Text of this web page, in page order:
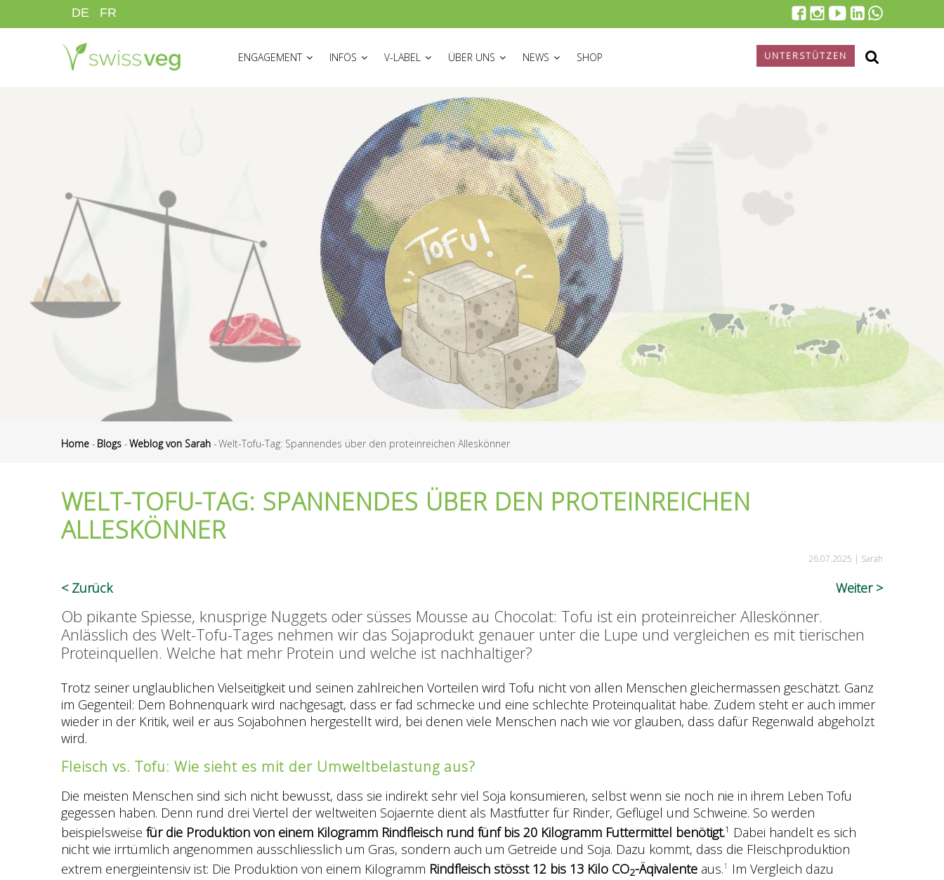
zum
DE FR
ENGAGEMENT
INFOS V-LABEL ÜBER UNS NEWS SHOP UNTERSTÜTZEN
Home - Blogs -Weblog von Sarah -Welt-Tofu-Tag: Spannendes über den proteinreichen Alleskönner
WELT-TOFU-TAG: SPANNENDES ÜBER DEN PROTEINREICHEN
ALLESKÖNNER
26.07.2025 | Sarah
Zurück Weiter
Ob pikante Spiesse, knusprige Nuggets oder süsses Mousse au Chocolat: Tofu ist ein proteinreicher Alleskönner.
Anlässlich des Welt-Tofu-Tages nehmen wir das Sojaprodukt genauer unter die Lupe und vergleichen es mit tierischen
Proteinquellen. Welche hat mehr Protein und welche ist nachhaltiger?
Trotz seiner unglaublichen Vielseitigkeit und seinen zahlreichen Vorteilen wird Tofu nicht von allen Menschen gleichermassen geschätzt. Ganz
im Gegenteil: Dem Bohnenquark wird nachgesagt, dass er fad schmecke und eine schlechte Proteinqualität habe. Zudem steht er auch immer
wieder in der Kritik, weil er aus Sojabohnen hergestellt wird, bei denen viele Menschen nach wie vor glauben, dass dafür Regenwald abgeholzt
wird.
Fleisch vs. Tofu: Wie sieht es mit der Umweltbelastung aus?
Die meisten Menschen sind sich nicht bewusst, dass sie indirekt sehr viel Soja konsumieren, selbst wenn sie noch nie in ihrem Leben Tofu
gegessen haben. Denn rund drei Viertel der weltweiten Sojaernte dient als Mastfutter für Rinder, Geflügel und Schweine. So werden
beispielsweise für die Produktion von einem Kilogramm Rindfleisch rund fünf bis 20 Kilogramm Futtermittel benötigt.1
Dabei handelt es sich
nicht wie irrtümlich angenommen ausschliesslich um Gras, sondern auch um Getreide und Soja. Dazu kommt, dass die Fleischproduktion
extrem energieintensiv ist: Die Produktion von einem Kilogramm Rindfleisch stösst 12 bis 13 Kilo CO2-Äqivalente aus.1
Im Vergleich dazu